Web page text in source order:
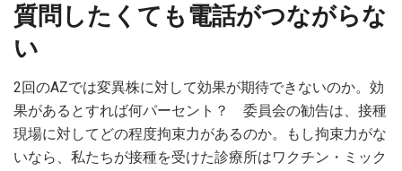
質問したくても電話がつながらな
い
2回のAZでは変異株に対して効果が期待できないのか。効
果があるとすれば何パーセント？ 委員会の勧告は、接種
現場に対してどの程度拘束力があるのか。もし拘束力がな
いなら、私たちが接種を受けた診療所はワクチン・ミック